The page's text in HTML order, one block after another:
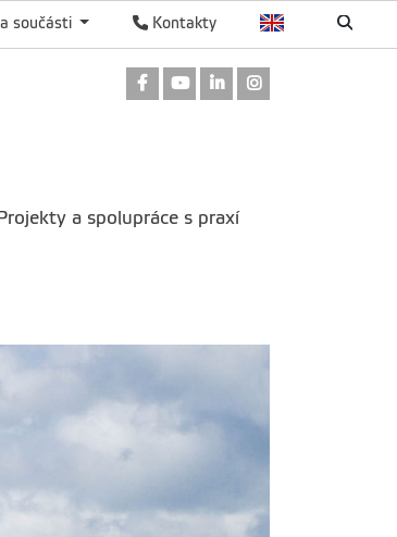
Kontakty
součásti
Odkaz na Facebook
Odkaz na Youtube
Odkaz na LinkedIn
a spolupráce s praxí